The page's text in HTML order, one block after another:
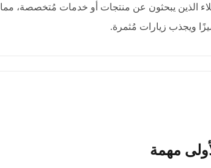
الذين يبحثون عن منتجات أو خدمات مُتخصصة، مما
ويجذب زيارات مُثمرة.
مهمة